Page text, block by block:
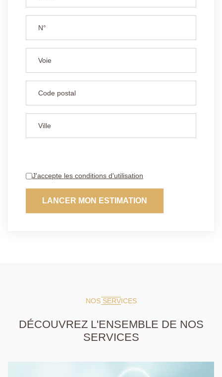
J'accepte les conditions d'utilisation
LANCER MON ESTIMATION
NOS SERVICES
DÉCOUVREZ L'ENSEMBLE DE NOS
SERVICES